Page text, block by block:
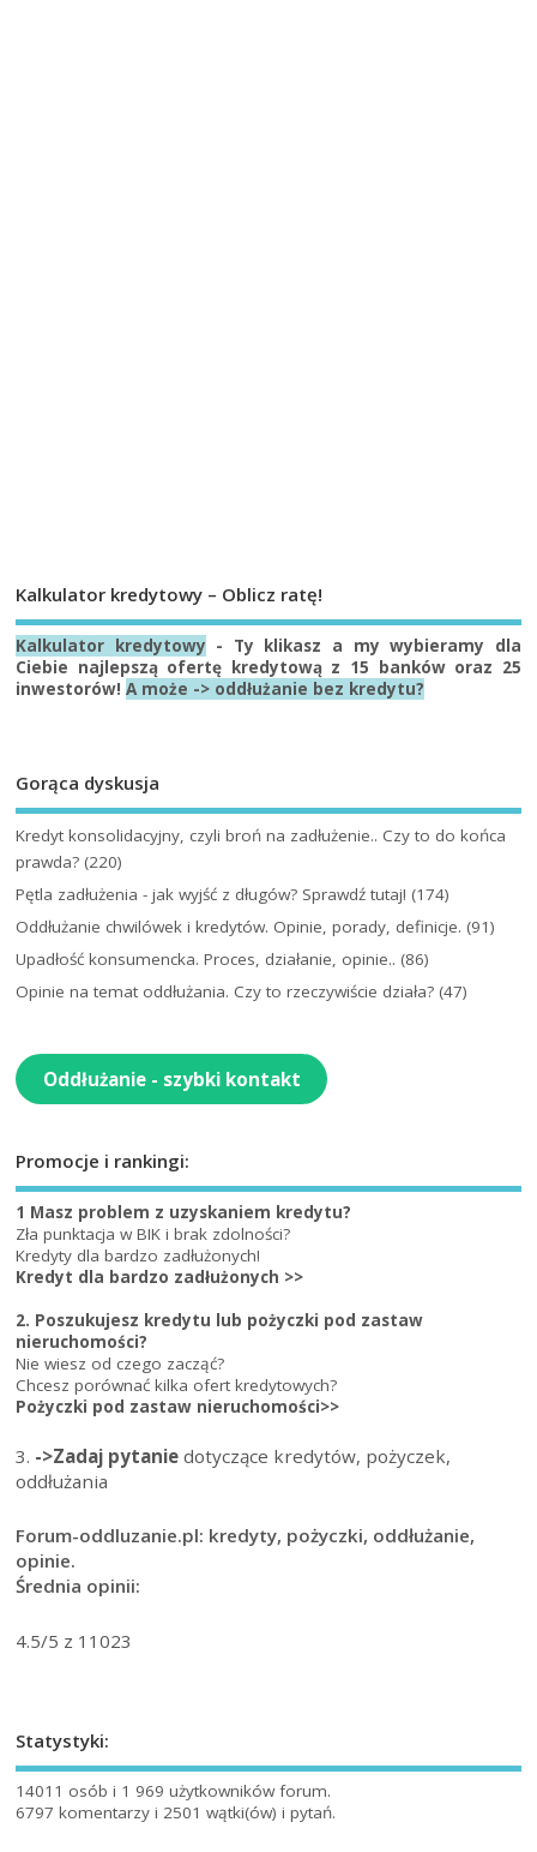
Kalkulator kredytowy – Oblicz ratę!
Kalkulator kredytowy - Ty klikasz a my wybieramy dla
Ciebie najlepszą ofertę kredytową z 15 banków oraz 25
inwestorów!A może -> oddłużanie bez kredytu?
Gorąca dyskusja
Kredyt konsolidacyjny, czyli broń na zadłużenie.. Czy to do końca
prawda? (220)
Pętla zadłużenia - jak wyjść z długów? Sprawdź tutaj! (174)
Oddłużanie chwilówek i kredytów. Opinie, porady, definicje. (91)
Upadłość konsumencka. Proces, działanie, opinie.. (86)
Opinie na temat oddłużania. Czy to rzeczywiście działa? (47)
Oddłużanie - szybki kontakt
Promocje i rankingi:
1 Masz problem z uzyskaniem kredytu?
Zła punktacja w BIK i brak zdolności?
Kredyty dla bardzo zadłużonych!
Kredyt dla bardzo zadłużonych >>
2. Poszukujesz kredytu lub pożyczki pod zastaw
nieruchomości?
Nie wiesz od czego zacząć?
Chcesz porównać kilka ofert kredytowych?
Pożyczki pod zastaw nieruchomości>>
3. ->Zadaj pytanie dotyczące kredytów, pożyczek,
oddłużania
Forum-oddluzanie.pl: kredyty, pożyczki, oddłużanie,
opinie.
Średnia opinii:
4.5/5 z 11023
Statystyki:
14011 osób i 1 969 użytkowników forum.
6797 komentarzy i 2501 wątki(ów) i pytań.